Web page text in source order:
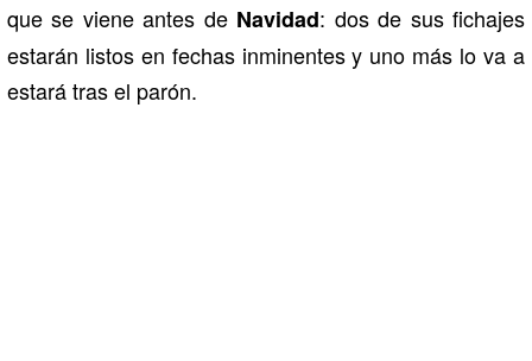
que se viene antes de Navidad: dos de sus fichajes
estarán listos en fechas inminentes y uno más lo va a
estará tras el parón.